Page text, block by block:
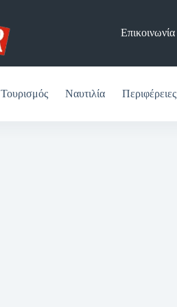
Επικοινωνία
Τουρισμός Ναυτιλία Περιφέρειες